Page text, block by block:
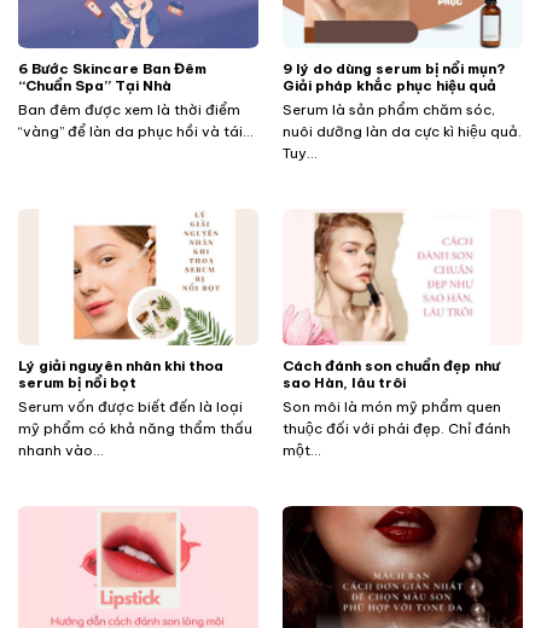
​​​​​​6 Bước Skincare Ban Đêm
“Chuẩn Spa” Tại Nhà
Ban đêm được xem là thời điểm
“vàng” để làn da phục hồi và tái...
9 lý do dùng serum bị nổi mụn?
Giải pháp khắc phục hiệu quả
Serum là sản phẩm chăm sóc,
nuôi dưỡng làn da cực kì hiệu quả.
Tuy...
Lý giải nguyên nhân khi thoa
serum bị nổi bọt
Serum vốn được biết đến là loại
mỹ phẩm có khả năng thẩm thấu
nhanh vào...
Cách đánh son chuẩn đẹp như
sao Hàn, lâu trôi
Son môi là món mỹ phẩm quen
thuộc đối với phái đẹp. Chỉ đánh
một...